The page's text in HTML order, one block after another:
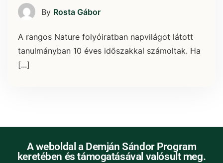
By Rosta Gábor
A rangos Nature folyóiratban napvilágot látott
tanulmányban 10 éves időszakkal számoltak. Ha
[...]
A weboldal a Demján Sándor Program
keretében és támogatásával valósult meg.